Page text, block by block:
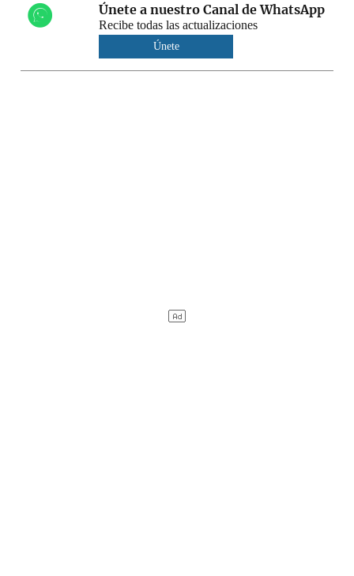
Únete a nuestro Canal de WhatsApp
Recibe todas las actualizaciones
Únete